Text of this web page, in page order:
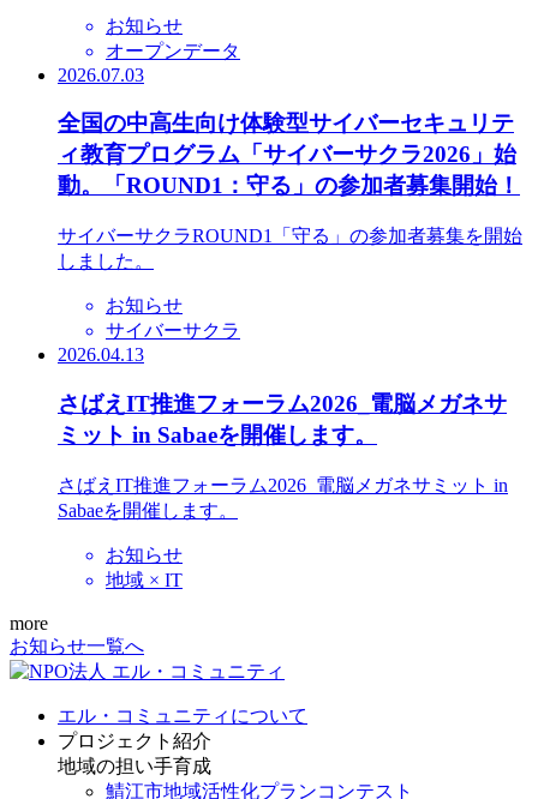
お知らせ
オープンデータ
2026.07.03
全国の中高生向け体験型サイバーセキュリテ
ィ教育プログラム「サイバーサクラ2026」始
動。「ROUND1：守る」の参加者募集開始！
サイバーサクラROUND1「守る」の参加者募集を開始
しました。
お知らせ
サイバーサクラ
2026.04.13
さばえIT推進フォーラム2026_電脳メガネサ
ミット in Sabaeを開催します。
さばえIT推進フォーラム2026_電脳メガネサミット in
Sabaeを開催します。
お知らせ
地域 × IT
more
お知らせ一覧へ
エル・コミュニティについて
プロジェクト紹介
地域の担い手育成
鯖江市地域活性化プランコンテスト